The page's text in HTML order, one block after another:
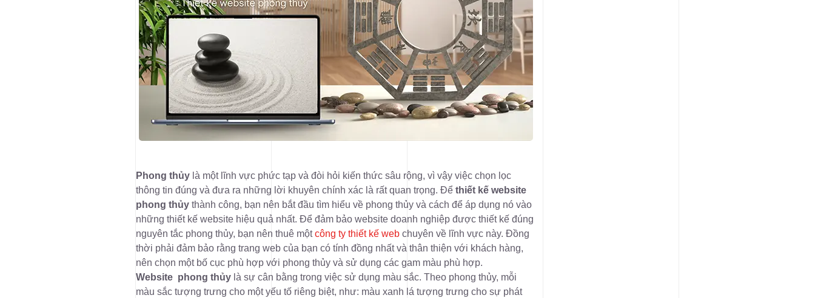
Phong thủy là một lĩnh vực phức tạp và đòi hỏi kiến thức sâu rộng, vì vậy việc chọn lọc
thông tin đúng và đưa ra những lời khuyên chính xác là rất quan trọng. Để thiết kế website
phong thủy thành công, bạn nên bắt đầu tìm hiểu về phong thủy và cách để áp dụng nó vào
những thiết kế website hiệu quả nhất. Để đảm bảo website doanh nghiệp được thiết kế đúng
nguyên tắc phong thủy, bạn nên thuê mộtcông ty thiết kế web chuyên về lĩnh vực này. Đồng
thời phải đảm bảo rằng trang web của bạn có tính đồng nhất và thân thiện với khách hàng,
nên chọn một bố cục phù hợp với phong thủy và sử dụng các gam màu phù hợp.
Website phong thủy là sự cân bằng trong việc sử dụng màu sắc. Theo phong thủy, mỗi
màu sắc tượng trưng cho một yếu tố riêng biệt, như: màu xanh lá tượng trưng cho sự phát